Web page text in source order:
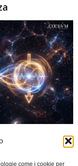
come i cookie per
0
che sembrano ignorare